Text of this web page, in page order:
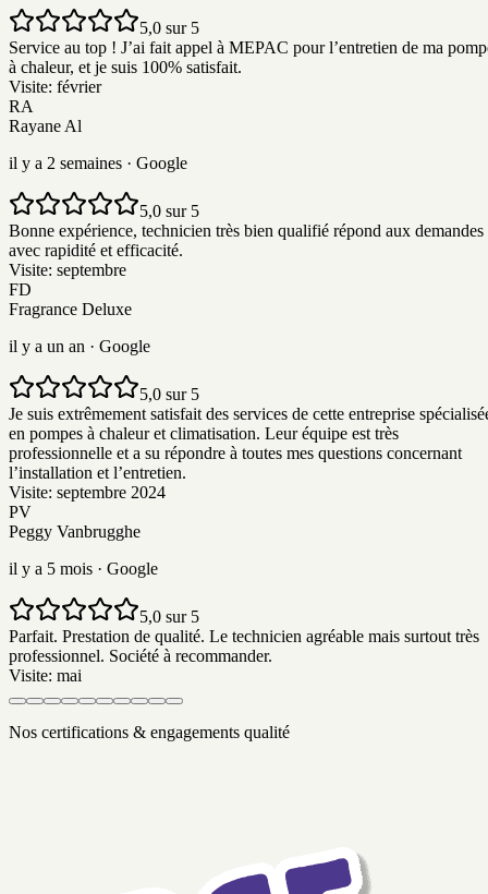
5,0 sur 5
Service au top ! J’ai fait appel à MEPAC pour l’entretien de ma
à chaleur, et je suis 100% satisfait.
Visite: février
RA
Rayane Al
il y a 2 semaines · Google
5,0 sur 5
Bonne expérience, technicien très bien qualifié répond aux demandes
avec rapidité et efficacité.
Visite: septembre
FD
Fragrance Deluxe
il y a un an · Google
5,0 sur 5
Je suis extrêmement satisfait des services de cette entreprise
en pompes à chaleur et climatisation. Leur équipe est très
professionnelle et a su répondre à toutes mes questions concernant
l’installation et l’entretien.
Visite: septembre 2024
PV
Peggy Vanbrugghe
il y a 5 mois · Google
5,0 sur 5
Parfait. Prestation de qualité. Le technicien agréable mais surtout très
professionnel. Société à recommander.
Visite: mai
Nos certifications & engagements qualité